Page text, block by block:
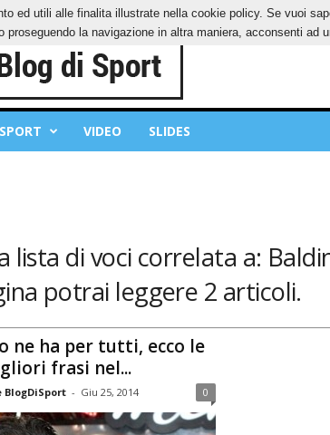
VIDEO SLIDES
lista di voci correlata a:
potrai leggere 2 articoli.
ne ha per tutti, ecco le
frasi nel...
BlogDiSport - Giu 25, 2014 0
ed utili alle finalita illustrate nella cookie policy. Se vuoi
la navigazione in altra maniera, acconsenti ad